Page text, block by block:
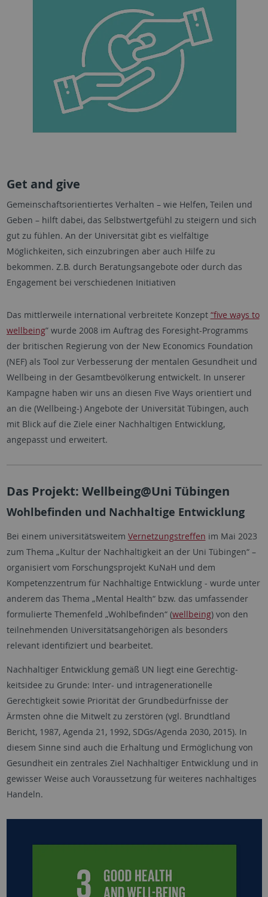
Get and give
Gemeinschaftsorientiertes Verhalten – wie Helfen, Teilen und
Geben – hilft dabei, das Selbstwertgefühl zu steigern und sich
gut zu fühlen. An der Universität gibt es vielfältige
Möglichkeiten, sich einzubringen aber auch Hilfe zu
bekommen. Z.B. durch Beratungsangebote oder durch das
Engagement bei verschiedenen Initiativen
Das mittlerweile international verbreitete Konzept “five ways to
wellbeing” wurde 2008 im Auftrag des Foresight-Programms
der britischen Regierung von der New Economics Foundation
(NEF) als Tool zur Verbesserung der mentalen Gesundheit und
Wellbeing in der Gesamtbevölkerung entwickelt. In unserer
Kampagne haben wir uns an diesen Five Ways orientiert und
an die (Wellbeing-) Angebote der Universität Tübingen, auch
mit Blick auf die Ziele einer Nachhaltigen Entwicklung,
angepasst und erweitert.
Das Projekt: Wellbeing@Uni Tübingen
Wohlbefinden und Nachhaltige Entwicklung
Bei einem universitätsweitem Vernetzungstreffen im Mai 2023
zum Thema „Kultur der Nachhaltigkeit an der Uni Tübingen“ –
organisiert vom Forschungsprojekt KuNaH und dem
Kompetenzzentrum für Nachhaltige Entwicklung - wurde unter
anderem das Thema „Mental Health“ bzw. das umfassender
formulierte Themen­feld „Wohlbefinden“ (wellbeing) von den
teilnehmenden Universitäts­angehörigen als besonders
relevant identifiziert und bearbeitet.
Nachhaltiger Entwicklung gemäß UN liegt eine Gerechtig­
keitsidee zu Grunde: Inter- und intragenerationelle
Gerechtigkeit sowie Priorität der Grundbedürfnisse der
Ärmsten ohne die Mitwelt zu zerstören (vgl. Brundtland
Bericht, 1987, Agenda 21, 1992, SDGs/Agenda 2030, 2015). In
diesem Sinne sind auch die Erhaltung und Ermöglichung von
Gesundheit ein zentrales Ziel Nachhaltiger Entwicklung und in
gewisser Weise auch Voraussetzung für weiteres nachhaltiges
Handeln.